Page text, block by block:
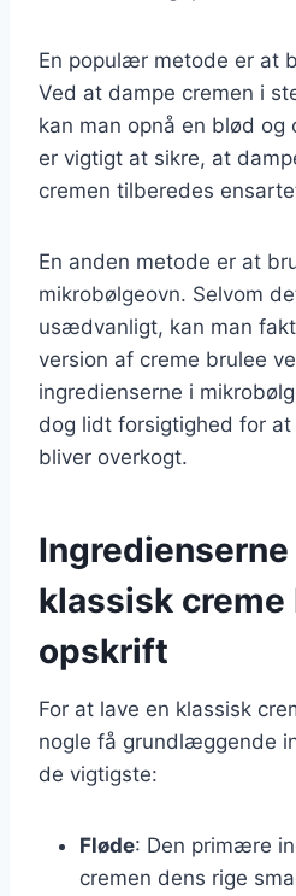
En populær metode er at
Ved at dampe cremen i
kan man opnå en blød og
er vigtigt at sikre, at
cremen tilberedes
En anden metode er at
mikrobølgeovn. Selvom
usædvanligt, kan man
version af creme brulee
ingredienserne i
dog lidt forsigtighed for
bliver overkogt.
klassisk creme
opskrift
For at lave en klassisk
nogle få grundlæggende
de vigtigste:
Fløde: Den primære
cremen dens rige